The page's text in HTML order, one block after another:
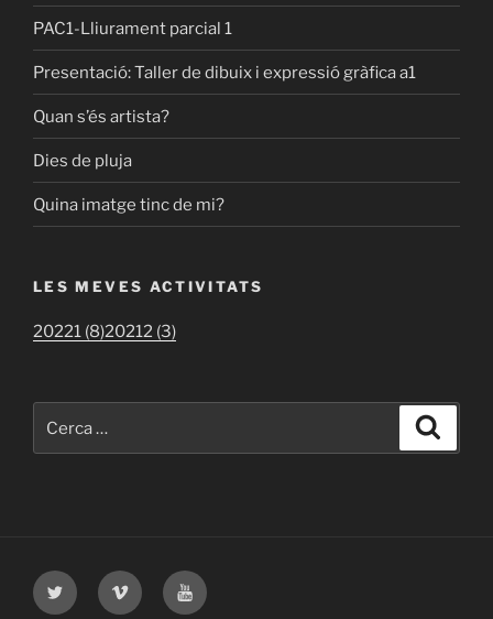
PAC1-Lliurament parcial 1
Presentació: Taller de dibuix i expressió gràfica a1
Quan s’és artista?
Dies de pluja
Quina imatge tinc de mi?
LES MEVES ACTIVITATS
20221 (8)20212 (3)
Twitter
UOC
Vimeo
UOC
Youtube
UOC